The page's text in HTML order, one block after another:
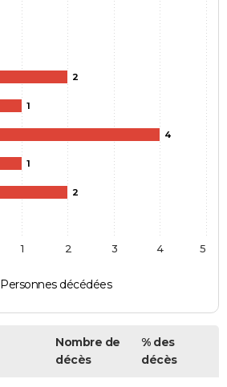
2
1
4
1
2
Personnes décédées
1 2 3 4 5
Nombre de
décès
% des
décès